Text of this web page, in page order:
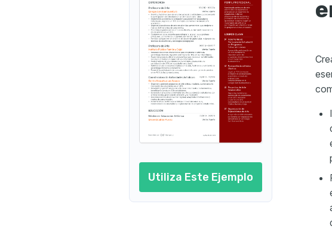
Educación
Comprometida con mejorar la
educación y el desarrollo integral
de los estudiantes.
Planificación curricular
Diferenciación de instrucción
Uso de recursos digitales
Gestión de programas
Evaluación del aprendizaje
Desarrollo profesional
IDIOMAS
Español
CERTIFICACIONES
Universidad de California, Irvine,
Instituto de Artes de Terapia
Creativa
Utiliza Este Ejemplo